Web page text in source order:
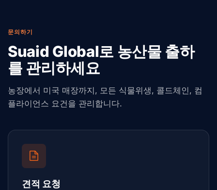
문의하기
Suaid Global로 농산물 출하
를 관리하세요
농장에서 미국 매장까지, 모든 식물위생, 콜드체인, 컴
플라이언스 요건을 관리합니다.
견적 요청